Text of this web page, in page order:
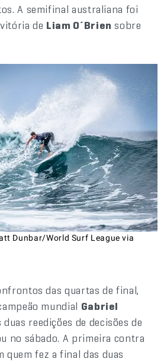
A semifinal australiana foi
de Liam O´Brien sobre
Dunbar/World Surf League via
das quartas de final,
mundial Gabriel
duas reedições de decisões de
no sábado. A primeira contra
quem fez a final das duas